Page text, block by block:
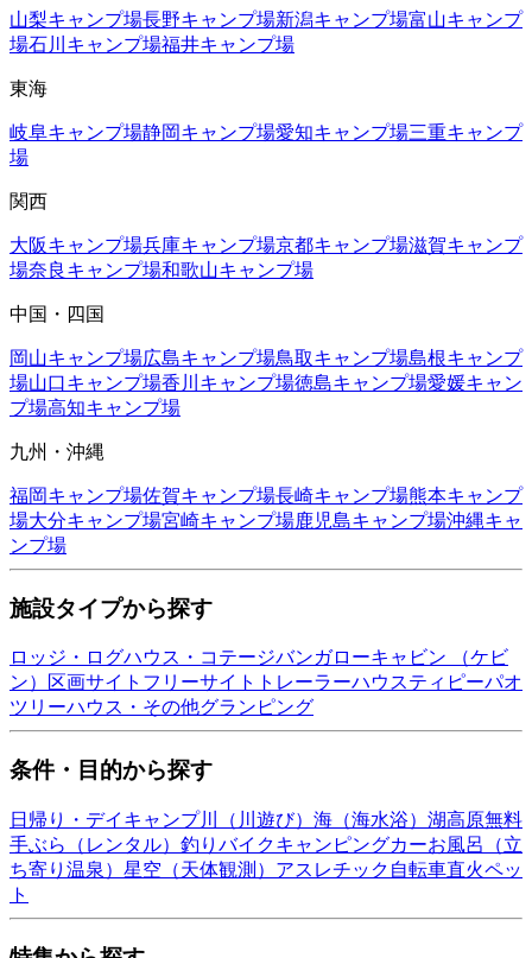
山梨キャンプ場長野キャンプ場新潟キャンプ場富山キャンプ
場石川 キャンプ場福井キャンプ場
東海
岐阜キャンプ場静岡キャンプ場愛知キャンプ場三重キャンプ
場
関西
大阪キャンプ場兵庫キャンプ場京都キャンプ場滋賀キャンプ
場奈良 キャンプ場和歌山キャンプ場
中国・四国
岡山キャンプ場広島キャンプ場鳥取キャンプ場島根キャンプ
場山口キャンプ場香川 キャンプ場徳島キャンプ場愛媛キャン
プ場高知キャンプ場
九州・沖縄
福岡キャンプ場佐賀キャンプ場長崎キャンプ場熊本キャンプ
場大分キャンプ場宮崎キャンプ場鹿児島キャンプ場沖縄キャ
ンプ場
施設タイプから探す
ロッジ・ログハウス・コテージバンガローキャビン （ケビ
ン）
区画サイト フリーサイト トレーラーハウスティピーパオ
ツリーハウス・その他グランピング
条件・目的から探す
日帰り・デイキャンプ川（川遊び） 海（海水浴） 湖高原無料
手ぶら（レンタル） 釣り バイクキャンピングカーお風呂（立
ち寄り温泉） 星空（天体観測） アスレチック 自転車直火ペッ
ト